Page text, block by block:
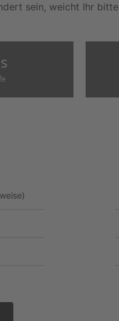
sein, weicht Ihr